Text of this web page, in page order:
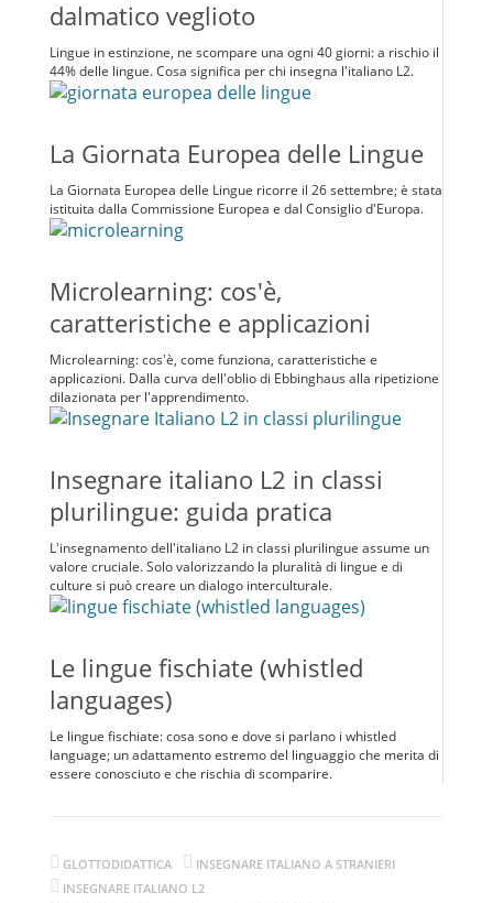
dalmatico veglioto
Lingue in estinzione, ne scompare una ogni 40 giorni: a rischio il
44% delle lingue. Cosa significa per chi insegna l'italiano L2.
La Giornata Europea delle Lingue
La Giornata Europea delle Lingue ricorre il 26 settembre; è stata
istituita dalla Commissione Europea e dal Consiglio d'Europa.
Microlearning: cos'è,
caratteristiche e applicazioni
Microlearning: cos'è, come funziona, caratteristiche e
applicazioni. Dalla curva dell'oblio di Ebbinghaus alla ripetizione
dilazionata per l'apprendimento.
Insegnare italiano L2 in classi
plurilingue: guida pratica
L'insegnamento dell'italiano L2 in classi plurilingue assume un
valore cruciale. Solo valorizzando la pluralità di lingue e di
culture si può creare un dialogo interculturale.
Le lingue fischiate (whistled
languages)
Le lingue fischiate: cosa sono e dove si parlano i whistled
language; un adattamento estremo del linguaggio che merita di
essere conosciuto e che rischia di scomparire.
GLOTTODIDATTICA
INSEGNARE ITALIANO A STRANIERI
INSEGNARE ITALIANO L2